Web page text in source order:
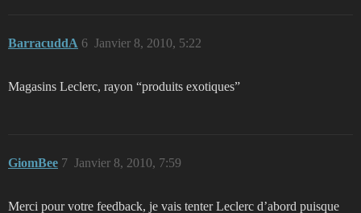
BarracuddA Janvier 8, 2010, 5:22
6
Magasins Leclerc, rayon “produits exotiques”
GiomBee Janvier 8, 2010, 7:59
7
Merci pour votre feedback, je vais tenter Leclerc d’abord puisque